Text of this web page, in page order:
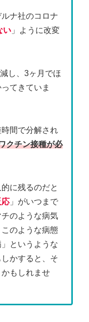
ナ社のコロナ
い 」ように改変
し、3ヶ月でほ
てきていま
間で分解され
クチン接種が必
に残るのだと
応 」がいつまで
のような病気
のような病態
というような
かすると、そ
もしれませ